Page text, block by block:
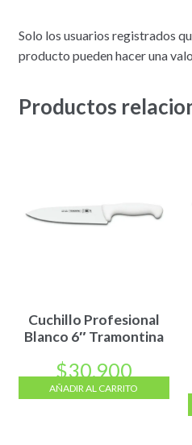
Solo los usuarios registrados
producto pueden hacer una
Productos
Cuchillo Profesional
Blanco 6″ Tramontina
$30.900
AÑADIR AL CARRITO